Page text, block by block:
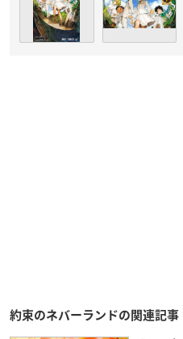
約束のネバーランドの関連記事